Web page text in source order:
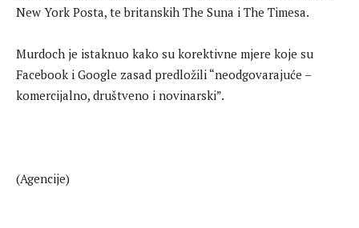
New York Posta, te britanskih The Suna i The Timesa.
Murdoch je istaknuo kako su korektivne mjere koje su
Facebook i Google zasad predložili “neodgovarajuće –
komercijalno, društveno i novinarski”.
(Agencije)